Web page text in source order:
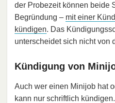
der Probezeit können beide
Begründung – mit einer
kündigen. Das
unterscheidet sich nicht von
Kündigung von
Auch wer einen Minijob hat
kann nur schriftlich